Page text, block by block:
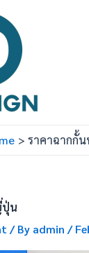
ราคาฉากกั้
ปุ่น
/ By admin /